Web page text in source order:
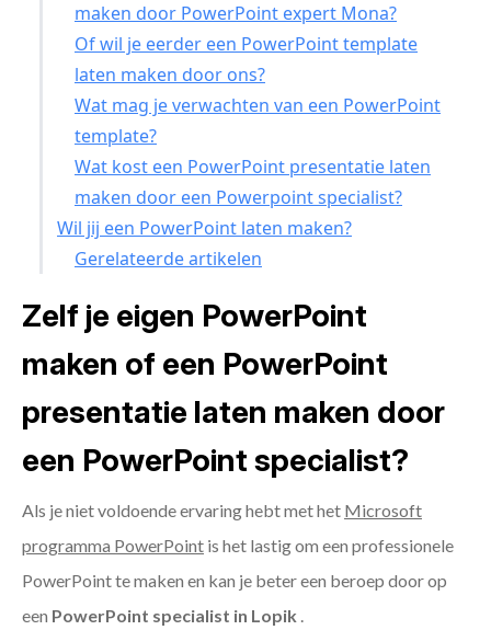
maken door PowerPoint expert Mona?
Of wil je eerder een PowerPoint template
laten maken door ons?
Wat mag je verwachten van een PowerPoint
template?
Wat kost een PowerPoint presentatie laten
maken door een Powerpoint specialist?
Wil jij een PowerPoint laten maken?
Gerelateerde artikelen
Zelf je eigen PowerPoint
maken of een PowerPoint
presentatie laten maken door
een PowerPoint specialist?
Als je niet voldoende ervaring hebt met het Microsoft
programma PowerPoint is het lastig om een professionele
PowerPoint te maken en kan je beter een beroep door op
een PowerPoint specialist in Lopik .